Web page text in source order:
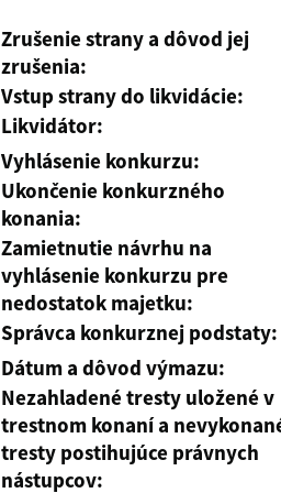
Zrušenie strany a dôvod jej
zrušenia:
Vstup strany do likvidácie:
Likvidátor:
Vyhlásenie konkurzu:
Ukončenie konkurzného
konania:
Zamietnutie návrhu na
vyhlásenie konkurzu pre
nedostatok majetku:
Správca konkurznej podstaty:
Dátum a dôvod výmazu:
Nezahladené tresty uložené v
trestnom konaní a
tresty postihujúce právnych
nástupcov: